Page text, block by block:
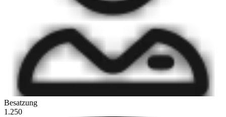
Besatzung
1.250